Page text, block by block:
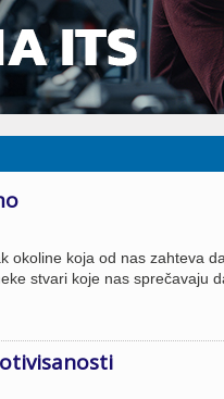
okoline koja od nas zahteva
stvari koje nas sprečavaju